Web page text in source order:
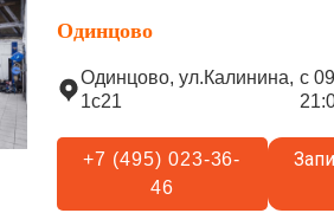
Одинцово
Одинцово, ул.Калинина,
1с21
с
+7 (495) 023-36-
46